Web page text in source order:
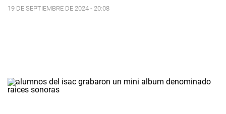
19 DE SEPTIEMBRE DE 2024 - 20:08